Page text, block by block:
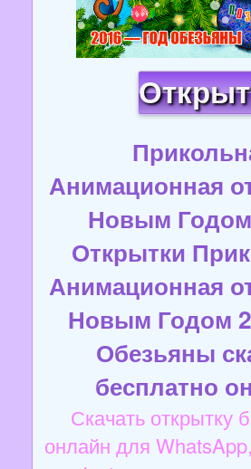
Анимационная
Новым
Открытки
Анимационная
Новым Годом
Обезьяны
бесплатно
Скачать открытку
онлайн для